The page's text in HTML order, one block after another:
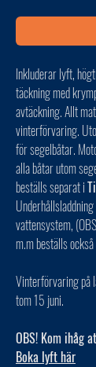
Inkluderar lyft,
täckning med
avtäckning. Allt
vinterförvaring.
för segelbåtar.
alla båtar utom
beställs separat i
vattensystem,
m.m beställs
Vinterförvaring på
tom 15 juni.
OBS! Kom ihåg
Boka lyft här